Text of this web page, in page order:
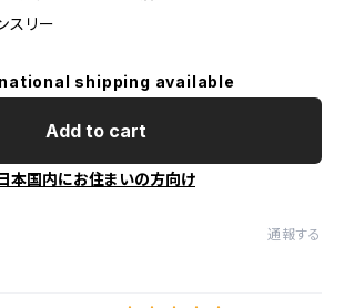
スリー
shipping available
Add to cart
本国内にお住まいの方向け
通報する